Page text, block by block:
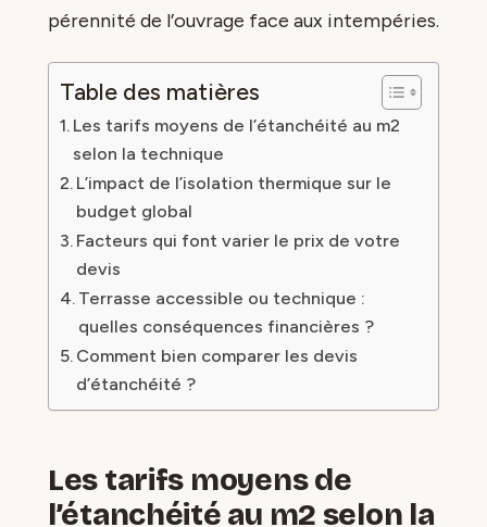
pérennité de l’ouvrage face aux intempéries.
Table des matières
Les tarifs moyens de l’étanchéité au m2
selon la technique
L’impact de l’isolation thermique sur le
budget global
Facteurs qui font varier le prix de votre
devis
Terrasse accessible ou technique :
quelles conséquences financières ?
Comment bien comparer les devis
d’étanchéité ?
Les tarifs moyens de
l’étanchéité au m2 selon la